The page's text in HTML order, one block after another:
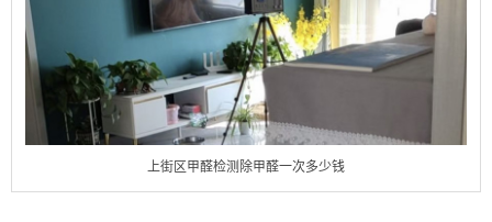
上街区甲醛检测除甲醛一次多少钱